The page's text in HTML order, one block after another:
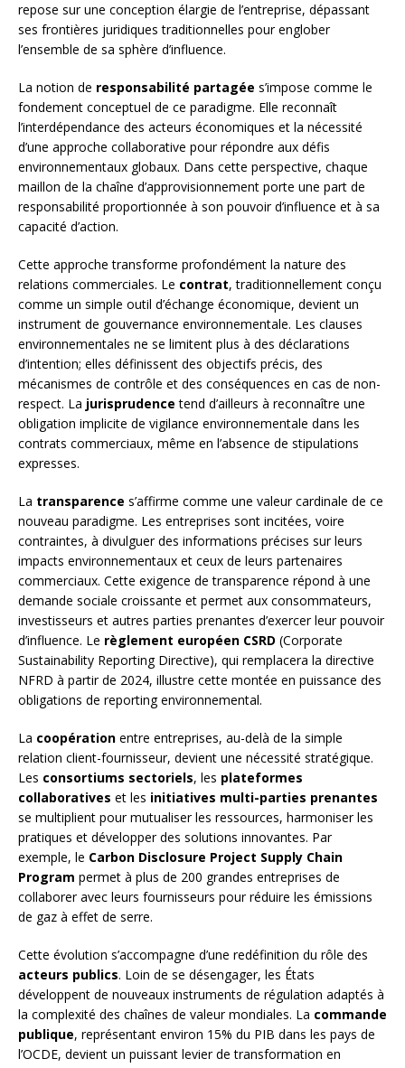
repose sur une conception élargie de l’entreprise, dépassant
ses frontières juridiques traditionnelles pour englober
l’ensemble de sa sphère d’influence.
La notion de responsabilité partagée s’impose comme le
fondement conceptuel de ce paradigme. Elle reconnaît
l’interdépendance des acteurs économiques et la nécessité
d’une approche collaborative pour répondre aux défis
environnementaux globaux. Dans cette perspective, chaque
maillon de la chaîne d’approvisionnement porte une part de
responsabilité proportionnée à son pouvoir d’influence et à sa
capacité d’action.
Cette approche transforme profondément la nature des
relations commerciales. Le contrat, traditionnellement conçu
comme un simple outil d’échange économique, devient un
instrument de gouvernance environnementale. Les clauses
environnementales ne se limitent plus à des déclarations
d’intention; elles définissent des objectifs précis, des
mécanismes de contrôle et des conséquences en cas de non-
respect. La jurisprudence tend d’ailleurs à reconnaître une
obligation implicite de vigilance environnementale dans les
contrats commerciaux, même en l’absence de stipulations
expresses.
La transparence s’affirme comme une valeur cardinale de ce
nouveau paradigme. Les entreprises sont incitées, voire
contraintes, à divulguer des informations précises sur leurs
impacts environnementaux et ceux de leurs partenaires
commerciaux. Cette exigence de transparence répond à une
demande sociale croissante et permet aux consommateurs,
investisseurs et autres parties prenantes d’exercer leur pouvoir
d’influence. Le règlement européen CSRD (Corporate
Sustainability Reporting Directive), qui remplacera la directive
NFRD à partir de 2024, illustre cette montée en puissance des
obligations de reporting environnemental.
La coopération entre entreprises, au-delà de la simple
relation client-fournisseur, devient une nécessité stratégique.
Les consortiums sectoriels, les plateformes
collaboratives et les initiatives multi-parties prenantes
se multiplient pour mutualiser les ressources, harmoniser les
pratiques et développer des solutions innovantes. Par
exemple, le Carbon Disclosure Project Supply Chain
Program permet à plus de 200 grandes entreprises de
collaborer avec leurs fournisseurs pour réduire les émissions
de gaz à effet de serre.
Cette évolution s’accompagne d’une redéfinition du rôle des
acteurs publics. Loin de se désengager, les États
développent de nouveaux instruments de régulation adaptés à
la complexité des chaînes de valeur mondiales. La commande
publique, représentant environ 15% du PIB dans les pays de
l’OCDE, devient un puissant levier de transformation en